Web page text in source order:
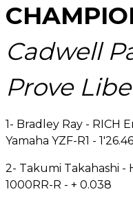
Cadwell
Prove
1- Bradley Ray - RICH
Yamaha YZF-R1 -
2- Takumi Takahashi -
1000RR-R - + 0.038